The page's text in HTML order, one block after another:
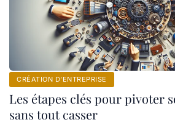
CRÉATION D’ENTREPRISE
Les étapes clés pour pivoter
sans tout casser